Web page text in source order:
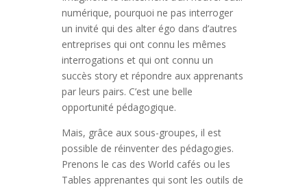
numérique, pourquoi ne pas interroger
un invité qui des alter égo dans d’autres
entreprises qui ont connu les mêmes
interrogations et qui ont connu un
succès story et répondre aux apprenants
par leurs pairs. C’est une belle
opportunité pédagogique.
Mais, grâce aux sous-groupes, il est
possible de réinventer des pédagogies.
Prenons le cas des World cafés ou les
Tables apprenantes qui sont les outils de